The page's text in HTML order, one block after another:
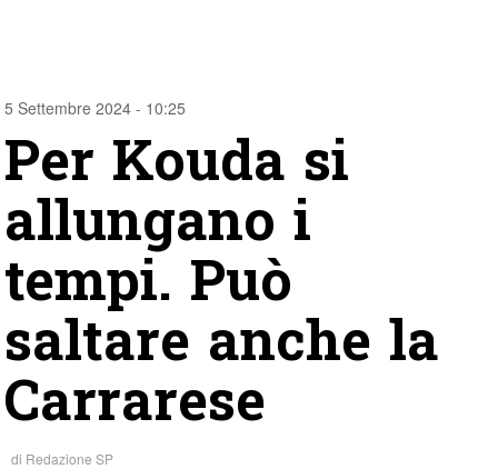
5 Settembre 2024 - 10:25
Per Kouda si
allungano i
tempi. Può
saltare anche la
Carrarese
di Redazione SP